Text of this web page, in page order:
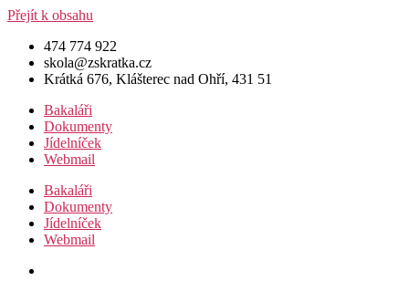
Přejít k obsahu
474 774 922
skola@zskratka.cz
Krátká 676, Klášterec nad Ohří, 431 51
Bakaláři
Dokumenty
Jídelníček
Webmail
Bakaláři
Dokumenty
Jídelníček
Webmail